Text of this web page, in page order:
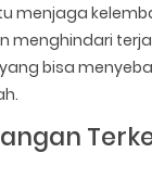
menjaga
menghindari
bisa